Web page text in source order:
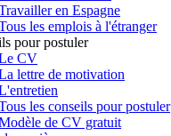
en Espagne
les emplois à l'étranger
pour postuler
CV
lettre de motivation
les conseils pour postuler
de CV gratuit